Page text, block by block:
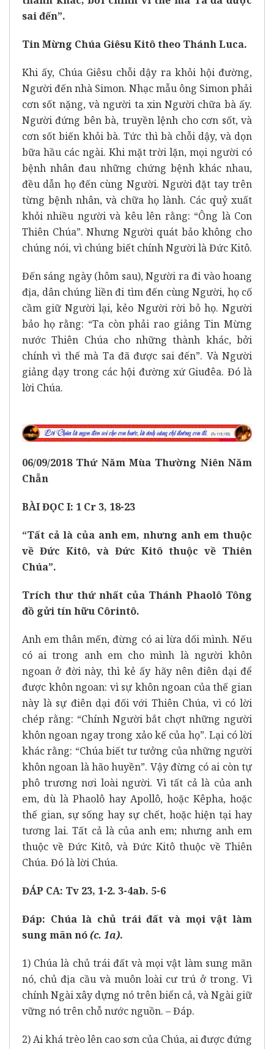
sai đến”.
Tin Mừng Chúa Giêsu Kitô theo Thánh Luca.
Khi ấy, Chúa Giêsu chỗi dậy ra khỏi hội đường,
Người đến nhà Simon. Nhạc mẫu ông Simon phải
cơn sốt nặng, và người ta xin Người chữa bà ấy.
Người đứng bên bà, truyền lệnh cho cơn sốt, và
cơn sốt biến khỏi bà. Tức thì bà chỗi dậy, và dọn
bữa hầu các ngài. Khi mặt trời lặn, mọi người có
bệnh nhân đau những chứng bệnh khác nhau,
đều dẫn họ đến cùng Người. Người đặt tay trên
từng bệnh nhân, và chữa họ lành. Các quỷ xuất
khỏi nhiều người và kêu lên rằng: “Ông là Con
Thiên Chúa”. Nhưng Người quát bảo không cho
chúng nói, vì chúng biết chính Người là Đức Kitô.
Đến sáng ngày (hôm sau), Người ra đi vào hoang
địa, dân chúng liền đi tìm đến cùng Người, họ cố
cầm giữ Người lại, kẻo Người rời bỏ họ. Người
bảo họ rằng: “Ta còn phải rao giảng Tin Mừng
nước Thiên Chúa cho những thành khác, bởi
chính vì thế mà Ta đã được sai đến”. Và Người
giảng dạy trong các hội đường xứ Giuđêa. Đó là
lời Chúa.
06/09/2018 Thứ NămMùa Thường Niên Năm
Chẵn
BÀI ĐỌC I: 1 Cr 3, 18-23
“Tất cả là của anh em, nhưng anh em thuộc
về Đức Kitô, và Đức Kitô thuộc về Thiên
Chúa”.
Trích thư thứ nhất của Thánh Phaolô Tông
đồ gửi tín hữu Côrintô.
Anh em thân mến, đừng có ai lừa dối mình. Nếu
có ai trong anh em cho mình là người khôn
ngoan ở đời này, thì kẻ ấy hãy nên điên dại để
được khôn ngoan: vì sự khôn ngoan của thế gian
này là sự điên dại đối với Thiên Chúa, vì có lời
chép rằng: “Chính Người bắt chợt những người
khôn ngoan ngay trong xảo kế của họ”. Lại có lời
khác rằng: “Chúa biết tư tưởng của những người
khôn ngoan là hão huyền”. Vậy đừng có ai còn tự
phô trương nơi loài người. Vì tất cả là của anh
em, dù là Phaolô hay Apollô, hoặc Kêpha, hoặc
thế gian, sự sống hay sự chết, hoặc hiện tại hay
tương lai. Tất cả là của anh em; nhưng anh em
thuộc về Đức Kitô, và Đức Kitô thuộc về Thiên
Chúa. Đó là lời Chúa.
ĐÁP CA: Tv 23, 1-2. 3-4ab. 5-6
Đáp: Chúa là chủ trái đất và mọi vật làm
sung mãn nó(c. 1a).
1) Chúa là chủ trái đất và mọi vật làm sung mãn
nó, chủ địa cầu và muôn loài cư trú ở trong. Vì
chính Ngài xây dựng nó trên biển cả, và Ngài giữ
vững nó trên chỗ nước nguồn. – Đáp.
2) Ai khá trèo lên cao sơn của Chúa, ai được đứng